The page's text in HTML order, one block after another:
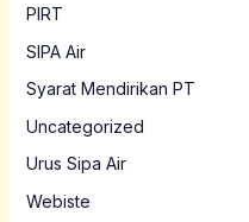
PIRT
SIPA Air
Syarat Mendirikan PT
Uncategorized
Urus Sipa Air
Webiste